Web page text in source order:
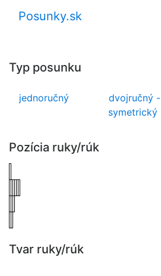
Posunky.sk
Typ posunku
jednoručný
dvojručný -
symetrický
Pozícia ruky/rúk
Tvar ruky/rúk